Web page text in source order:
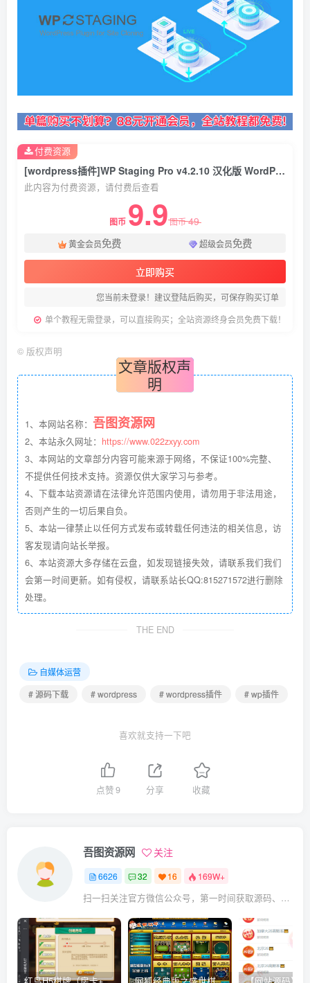
[wordpress插件]WP Staging Pro v4.2.10 汉化版 WordPress网站复制克隆插件
此内容为付费资源，请付费后查看
图币 9.9图币49
黄金会员免费 超级会员免费
立即购买
您当前未登录！建议登陆后购买，可保存购买订单
单个教程无需登录，可以直接购买；全站资源终身会员免费下载！
付费资源
© 版权声明
文章版权声
明
1、本网站名称： 吾图资源网
2、本站永久网址： https://www.022zxyy.com
3、本网站的文章部分内容可能来源于网络，不保证100%完整、
不提供任何技术支持。资源仅供大家学习与参考。
4、下载本站资源请在法律允许范围内使用，请勿用于非法用途，
否则产生的一切后果自负。
5、本站一律禁止以任何方式发布或转载任何违法的相关信息，访
客发现请向站长举报。
6、本站资源大多存储在云盘，如发现链接失效，请联系我们我们
会第一时间更新。如有侵权，请联系站长QQ:815271572进行删除
处理。
THE END
自媒体运营
# 源码下载
# wordpress # wordpress插件 # wp插件
喜欢就支持一下吧
点赞9 分享 收藏
吾图资源网 关注
6626 32 16 169W+
扫一扫关注官方微信公众号，第一时间获取源码、网赚项目资源教程，自媒体等知识干货，让互联网创业赚钱更简单。